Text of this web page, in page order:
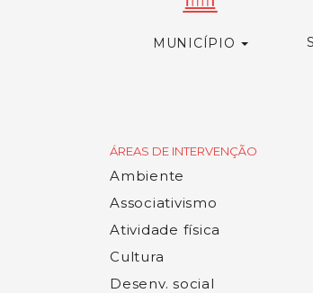
MUNICÍPIO
ÁREAS DE INTERVENÇÃO
Ambiente
Associativismo
Atividade física
Cultura
Desenv. social